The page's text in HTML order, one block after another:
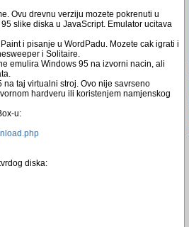
Ovu drevnu verziju mozete pokrenuti u
slike diska u JavaScript. Emulator ucitava
i pisanje u WordPadu. Mozete cak igrati i
i Solitaire.
emulira Windows 95 na izvorni nacin, ali
taj virtualni stroj. Ovo nije savrseno
hardveru ili koristenjem namjenskog
u:
diska: